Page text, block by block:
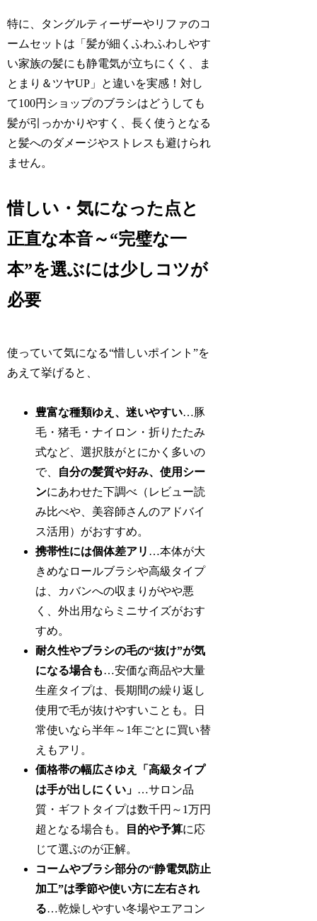
特に、タングルティーザーやリファのコ
ームセットは「髪が細くふわふわしやす
い家族の髪にも静電気が立ちにくく、ま
とまり＆ツヤUP」と違いを実感！対し
て100円ショップのブラシはどうしても
髪が引っかかりやすく、長く使うとなる
と髪へのダメージやストレスも避けられ
ません。
惜しい・気になった点と
正直な本音～“完璧な一
本”を選ぶには少しコツが
必要
使っていて気になる“惜しいポイント”を
あえて挙げると、
豊富な種類ゆえ、迷いやすい…豚
毛・猪毛・ナイロン・折りたたみ
式など、選択肢がとにかく多いの
で、
自分の髪質や好み、使用シー
ンにあわせた下調べ（レビュー読
み比べや、美容師さんのアドバイ
ス活用）がおすすめ。
携帯性には個体差アリ …本体が大
きめなロールブラシや高級タイプ
は、カバンへの収まりがやや悪
く、外出用ならミニサイズがおす
すめ。
耐久性やブラシの毛の“抜け”が気
になる場合も…安価な商品や大量
生産タイプは、長期間の繰り返し
使用で毛が抜けやすいことも。日
常使いなら半年～1年ごとに買い替
えもアリ。
価格帯の幅広さゆえ「高級タイプ
は手が出しにくい」 …サロン品
質・ギフトタイプは数千円～1万円
超となる場合も。
目的や予算に応
じて選ぶのが正解。
コームやブラシ部分の“静電気防止
加工”は季節や使い方に左右され
る…乾燥しやすい冬場やエアコン